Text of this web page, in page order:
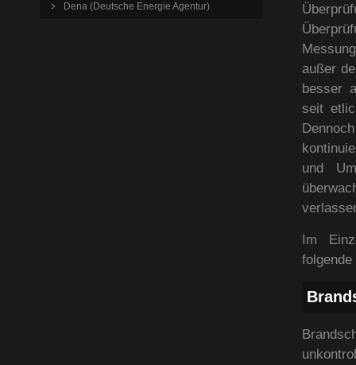
außer
besser
seit
und
Im
Dena (Deutsche Energie Agentur)